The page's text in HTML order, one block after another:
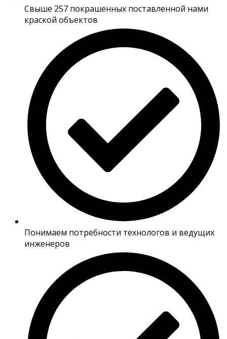
Свыше 257 покрашенных поставленной нами
краской объектов
Понимаем потребности технологов и ведущих
инженеров